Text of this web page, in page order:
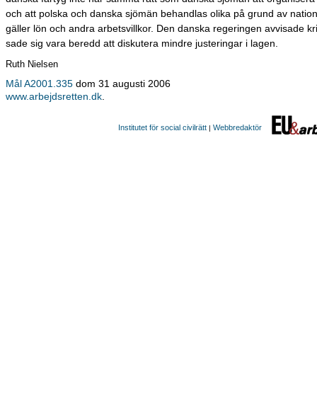
och att polska och danska sjömän behandlas olika på grund av
gäller lön och andra arbetsvillkor. Den danska regeringen avvisade
sade sig vara beredd att diskutera mindre justeringar i lagen.
Ruth Nielsen
Mål A2001.335 dom 31 augusti 2006
www.arbejdsretten.dk
Institutet för social civilrätt | Webbredaktör